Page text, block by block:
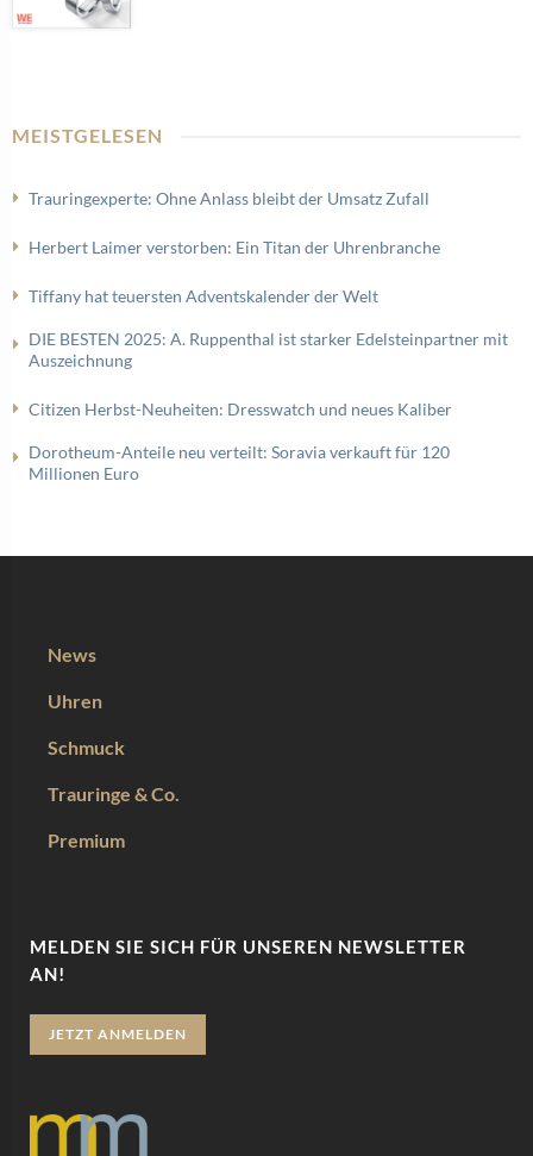
MEISTGELESEN
Trauringexperte: Ohne Anlass bleibt der Umsatz Zufall
Herbert Laimer verstorben: Ein Titan der Uhrenbranche
Tiffany hat teuersten Adventskalender der Welt
DIE BESTEN 2025: A. Ruppenthal ist starker Edelsteinpartner mit
Auszeichnung
Citizen Herbst-Neuheiten: Dresswatch und neues Kaliber
Dorotheum-Anteile neu verteilt: Soravia verkauft für 120
Millionen Euro
News
Uhren
Schmuck
Trauringe & Co.
Premium
MELDEN SIE SICH FÜR UNSEREN NEWSLETTER
AN!
JETZT ANMELDEN